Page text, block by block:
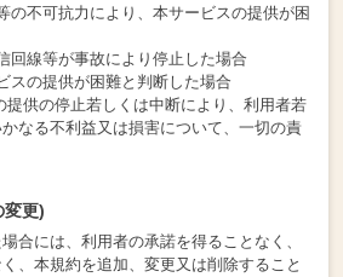
の不可抗力により、本サービスの提供が困
回線等が事故により停止した場合
スの提供が困難と判断した場合
提供の停止若しくは中断により、利用者若
なる不利益又は損害について、一切の責
更)
合には、利用者の承諾を得ることなく、
、本規約を追加、変更又は削除すること